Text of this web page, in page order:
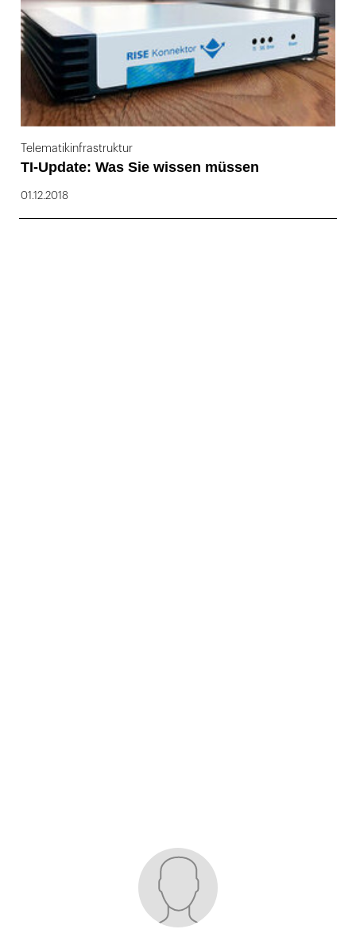
Telematikinfrastruktur
TI-Update: Was Sie wissen müssen
01.12.2018